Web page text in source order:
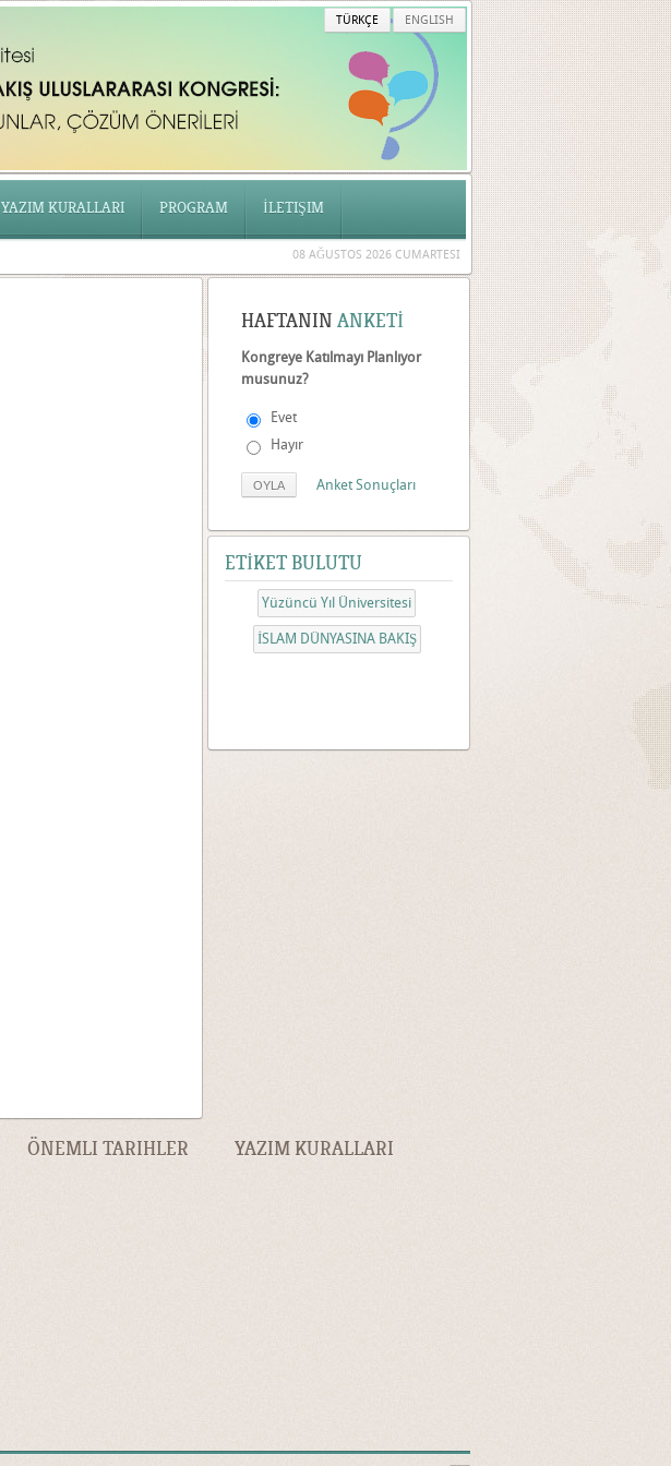
TÜRKÇE ENGLISH
YAZIM KURALLARI PROGRAM İLETIŞIM
08 AĞUSTOS 2026 CUMARTESI
HAFTANIN ANKETİ
Kongreye Katılmayı Planlıyor
musunuz?
Evet
Hayır
OYLA Anket Sonuçları
ETİKET BULUTU
Yüzüncü Yıl Üniversitesi
İSLAM DÜNYASINA BAKIŞ
ÖNEMLI TARIHLER YAZIM KURALLARI